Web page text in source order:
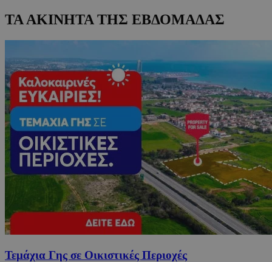
ΤΑ ΑΚΙΝΗΤΑ ΤΗΣ ΕΒΔΟΜΑΔΑΣ
Τεμάχια Γης σε Οικιστικές Περιοχές